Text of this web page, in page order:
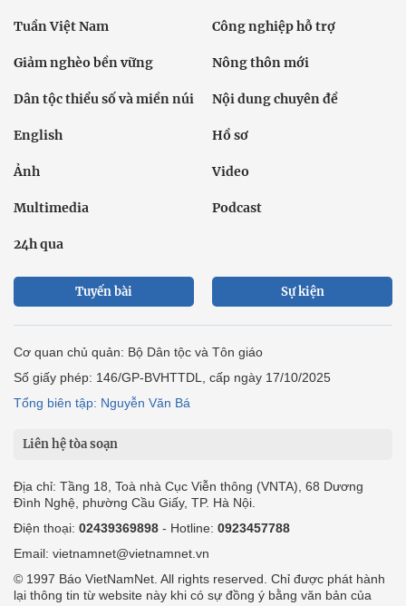
Tuần Việt Nam Công nghiệp hỗ trợ
Giảm nghèo bền vững Nông thôn mới
Dân tộc thiểu số và miền núi Nội dung chuyên đề
English Hồ sơ
Ảnh Video
Multimedia Podcast
24h qua
Tuyến bài Sự kiện
Cơ quan chủ quản: Bộ Dân tộc và Tôn giáo
Số giấy phép: 146/GP-BVHTTDL, cấp ngày 17/10/2025
Tổng biên tập: Nguyễn Văn Bá
Liên hệ tòa soạn
Địa chỉ: Tầng 18, Toà nhà Cục Viễn thông (VNTA), 68 Dương
Đình Nghệ, phường Cầu Giấy, TP. Hà Nội.
Điện thoại: 02439369898 - Hotline: 0923457788
Email: vietnamnet@vietnamnet.vn
© 1997 Báo VietNamNet. All rights reserved. Chỉ được phát hành
lại thông tin từ website này khi có sự đồng ý bằng văn bản của